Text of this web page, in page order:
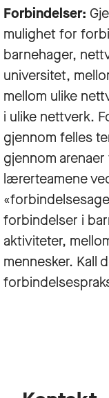
Forbindelser:
mulighet for
barnehager,
universitet,
mellom ulike
i ulike nettverk.
gjennom felles
gjennom
lærerteamene
forbindelser i
aktiviteter,
mennesker. Kall